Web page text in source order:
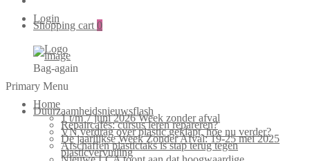
Login
Shopping cart 0
Bag-again
Primary Menu
Home
Duurzaamheidsnieuwsflash
1 t/m 7 juni 2026 Week zonder afval
Repaircafés: cursus leren repareren?
VN verdrag over plastic geklapt, hoe nu verder?
De jaarlijkse Week Zonder Afval: 19-25 mei 2025
Afschaffen plastictaks is stap terug tegen
plasticvervuiling